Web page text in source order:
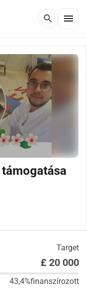
search menu
Target
£ 20 000
43,4%finanszírozott